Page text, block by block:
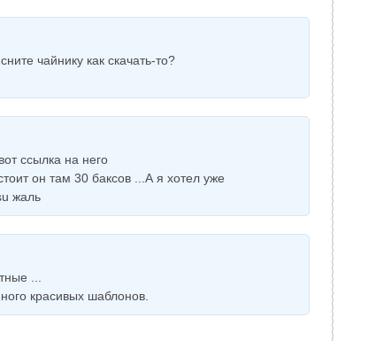
чайнику как скачать-то?
ссылка на него
он там 30 баксов ...А я хотел уже
жаль
...
красивых шаблонов.